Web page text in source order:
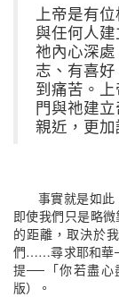
上帝是有
與任何人
祂內心深
志、有喜
到痛苦。
門與祂建
親近，更加
事實就是如
即使我們只是略
的距離，取決於
們……尋求耶和華
提──「你若盡心
版）。